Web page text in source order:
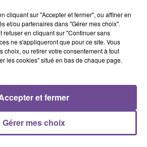
TAYLOR SWIFT
Elizabeth Taylor
KATSEYE
Gabriela
masqué compte-tenu du refus du
merci de nous donner votre accord
cliquant sur "Accepter et fermer", ou affiner en
et/ou partenaires dans "Gérer mes choix".
refuser en cliquant sur "Continuer sans
ne s'appliqueront que pour ce site. Vous
choix, ou retirer votre consentement à tout
les cookies" situé en bas de chaque page.
Gérer mes choix
et fermer